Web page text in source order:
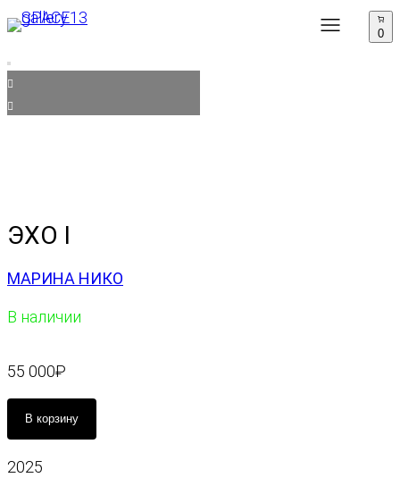
0
ЭХО I
МАРИНА НИКО
В наличии
55 000₽
и
В корзину
2025